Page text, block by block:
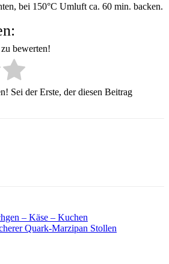
bei 150°C Umluft ca. 60 min. backen.
bewerten!
Sei der Erste, der diesen Beitrag
– Käse – Kuchen
Quark-Marzipan Stollen